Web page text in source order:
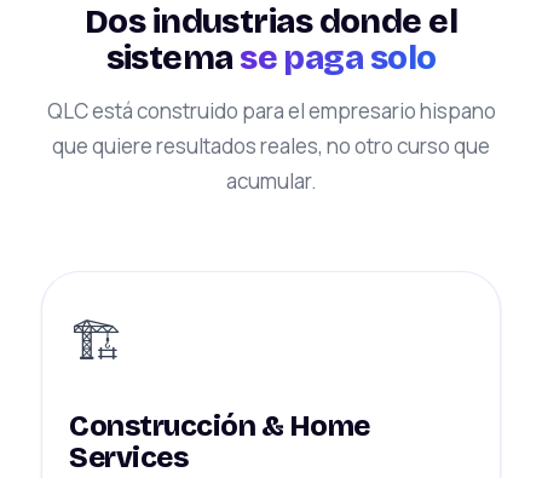
Dos industrias donde el
sistemase paga solo
QLC está construido para el empresario hispano
que quiere resultados reales, no otro curso que
acumular.
🏗️
Construcción & Home
Services